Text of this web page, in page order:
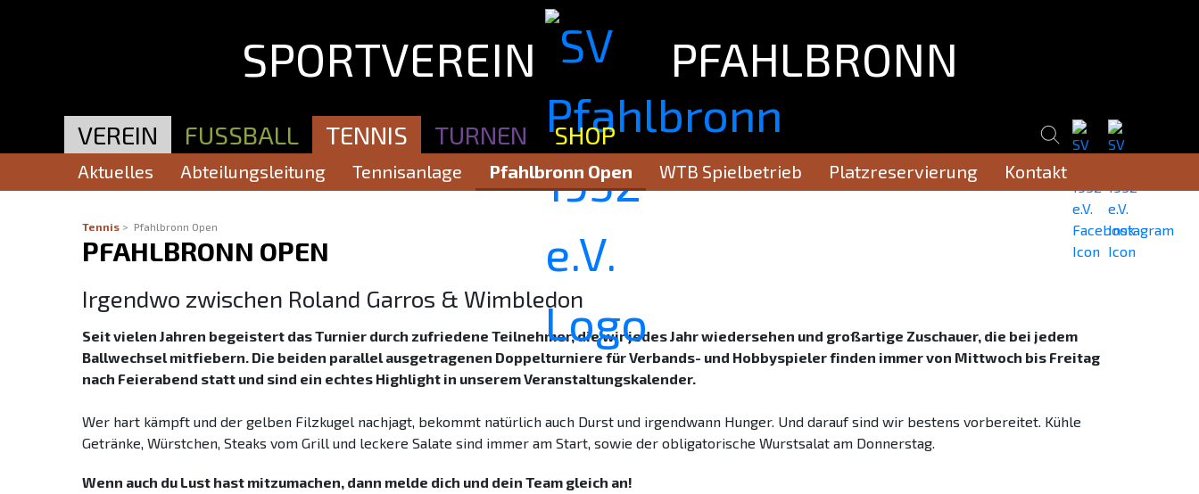
SPORTVEREIN PFAHLBRONN
VEREIN
Aktuelles Vereinsleitung Downloads Geschäftsstelle Kontakt Satzung Datenschutz Impressum
FUSSBALL TENNIS
Aktuelles Abteilungsleitung Tennisanlage Pfahlbronn Open WTB Spielbetrieb Platzreservierung Kontakt
TURNEN SHOP
Tennis > Pfahlbronn Open
PFAHLBRONN OPEN
Irgendwo zwischen Roland Garros & Wimbledon
Seit vielen Jahren begeistert das Turnier durch zufriedene Teilnehmer, die wir jedes Jahr wiedersehen und großartige Zuschauer, die bei jedem
Ballwechsel mitfiebern. Die beiden parallel ausgetragenen Doppelturniere für Verbands- und Hobbyspieler finden immer von Mittwoch bis Freitag
nach Feierabend statt und sind ein echtes Highlight in unserem Veranstaltungskalender.
Wer hart kämpft und der gelben Filzkugel nachjagt, bekommt natürlich auch Durst und irgendwann Hunger. Und darauf sind wir bestens vorbereitet. Kühle
Getränke, Würstchen, Steaks vom Grill und leckere Salate sind immer am Start, sowie der obligatorische Wurstsalat am Donnerstag.
Wenn auch du Lust hast mitzumachen, dann melde dich und dein Team gleich an!